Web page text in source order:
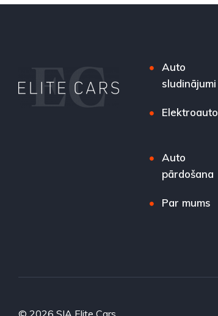
Auto
sludinājumi
Elektroauto
Auto
pārdošana
Par mums
© 2026 SIA Elite Cars